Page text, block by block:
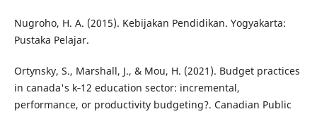
Nugroho, H. A. (2015). Kebijakan Pendidikan. Yogyakarta:
Pustaka Pelajar.
Ortynsky, S., Marshall, J., & Mou, H. (2021). Budget practices
in canada's k‐12 education sector: incremental,
performance, or productivity budgeting?. Canadian Public